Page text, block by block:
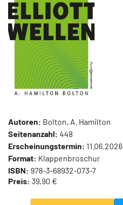
Autoren: Bolton, A. Hamilton
Seitenanzahl: 448
Erscheinungstermin: 11.06.2026
Format: Klappenbroschur
ISBN: 978-3-68932-073-7
Preis: 39,90 €